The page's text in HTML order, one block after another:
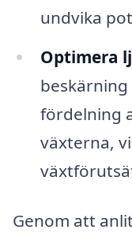
undvika
Optimera
fördelning
växterna,
Genom att